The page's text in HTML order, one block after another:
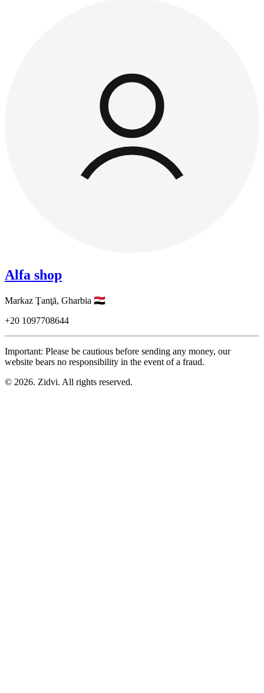
Alfa shop
Markaz Ţanţā, Gharbia 🇪🇬
+20 1097708644
Important: Please be cautious before sending any money, our
website bears no responsibility in the event of a fraud.
© 2026. Zidvi. All rights reserved.